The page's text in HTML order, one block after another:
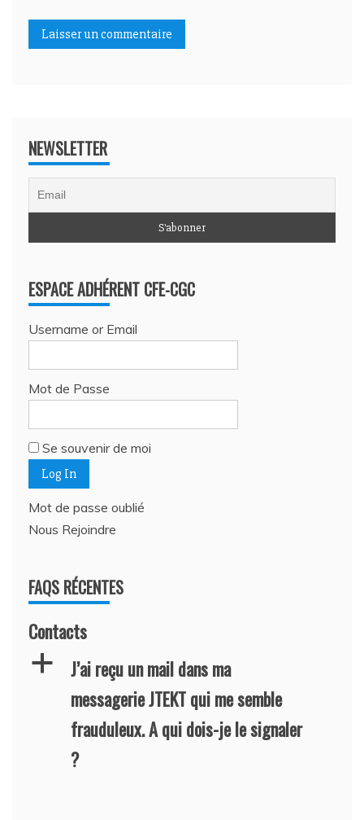
NEWSLETTER
ESPACE ADHÉRENT CFE-CGC
Username or Email
Mot de Passe
Se souvenir de moi
Mot de passe oublié
Nous Rejoindre
FAQS RÉCENTES
Contacts
a
J’ai reçu un mail dans ma
messagerie JTEKT qui me semble
frauduleux. A qui dois-je le signaler
?